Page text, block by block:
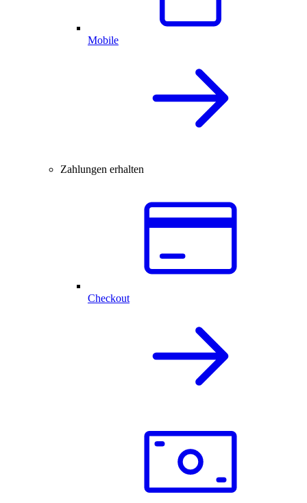
Mobile
Zahlungen erhalten
Checkout